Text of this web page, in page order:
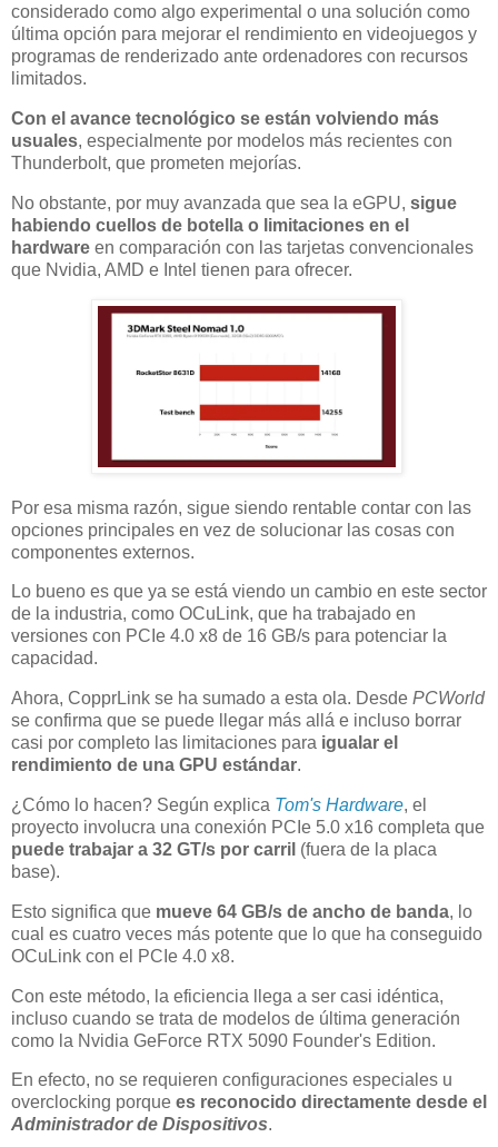
considerado como algo experimental o una solución como
última opción para mejorar el rendimiento en videojuegos y
programas de renderizado ante ordenadores con recursos
limitados.
Con el avance tecnológico se están volviendo más
usuales, especialmente por modelos más recientes con
Thunderbolt, que prometen mejorías.
No obstante, por muy avanzada que sea la eGPU, sigue
habiendo cuellos de botella o limitaciones en el
hardware en comparación con las tarjetas convencionales
que Nvidia, AMD e Intel tienen para ofrecer.
Por esa misma razón, sigue siendo rentable contar con las
opciones principales en vez de solucionar las cosas con
componentes externos.
Lo bueno es que ya se está viendo un cambio en este sector
de la industria, como OCuLink, que ha trabajado en
versiones con PCIe 4.0 x8 de 16 GB/s para potenciar la
capacidad.
Ahora, CopprLink se ha sumado a esta ola. Desde PCWorld
se confirma que se puede llegar más allá e incluso borrar
casi por completo las limitaciones para igualar el
rendimiento de una GPU estándar.
¿Cómo lo hacen? Según explica Tom's Hardware, el
proyecto involucra una conexión PCIe 5.0 x16 completa que
puede trabajar a 32 GT/s por carril (fuera de la placa
base).
Esto significa que mueve 64 GB/s de ancho de banda, lo
cual es cuatro veces más potente que lo que ha conseguido
OCuLink con el PCIe 4.0 x8.
Con este método, la eficiencia llega a ser casi idéntica,
incluso cuando se trata de modelos de última generación
como la Nvidia GeForce RTX 5090 Founder's Edition.
En efecto, no se requieren configuraciones especiales u
overclocking porque es reconocido directamente desde el
Administrador de Dispositivos.